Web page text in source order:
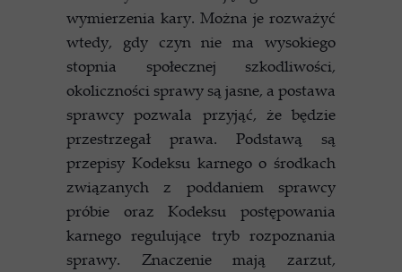
wymierzenia kary. Można je rozważyć
wtedy, gdy czyn nie ma wysokiego
stopnia społecznej szkodliwości,
okoliczności sprawy są jasne, a postawa
sprawcy pozwala przyjąć, że będzie
przestrzegał prawa. Podstawą są
przepisy Kodeksu karnego o środkach
związanych z poddaniem sprawcy
próbie oraz Kodeksu postępowania
karnego regulujące tryb rozpoznania
sprawy. Znaczenie mają zarzut,